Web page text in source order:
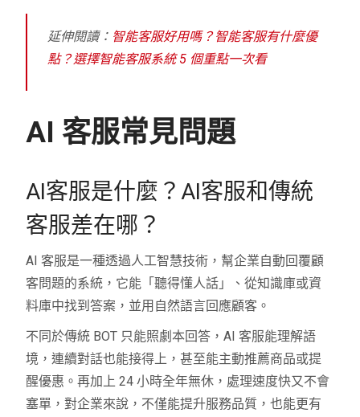
延伸閱讀： 智能客服好用嗎？智能客服有什麼優
點？選擇智能客服系統 5 個重點一次看
AI 客服常見問題
AI客服是什麼？AI客服和傳統
客服差在哪？
AI 客服是一種透過人工智慧技術，幫企業自動回覆顧
客問題的系統，它能「聽得懂人話」、從知識庫或資
料庫中找到答案，並用自然語言回應顧客。
不同於傳統 BOT 只能照劇本回答，AI 客服能理解語
境，連續對話也能接得上，甚至能主動推薦商品或提
醒優惠。再加上 24 小時全年無休，處理速度快又不會
塞單，對企業來說，不僅能提升服務品質，也能更有